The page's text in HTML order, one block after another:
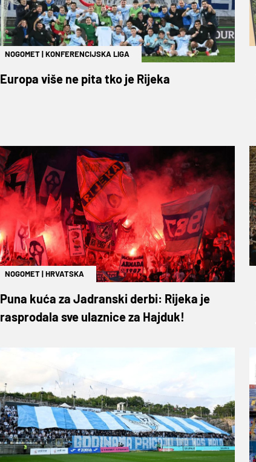
NOGOMET|KONFERENCIJSKA LIGA
Europa više ne pita tko je Rijeka
NOGOMET|HRVATSKA
Puna kuća za Jadranski derbi: Rijeka je
rasprodala sve ulaznice za Hajduk!